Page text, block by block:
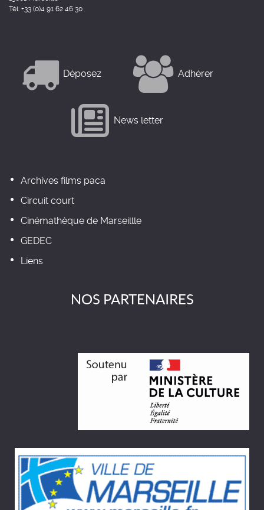
Tél: +33 (0)4 91 62 46 30
Déposez Adhérer
News letter
Archives films paca
Circuit court
Cinémathèque de Marseillle
GEDEC
Liens
NOS PARTENAIRES